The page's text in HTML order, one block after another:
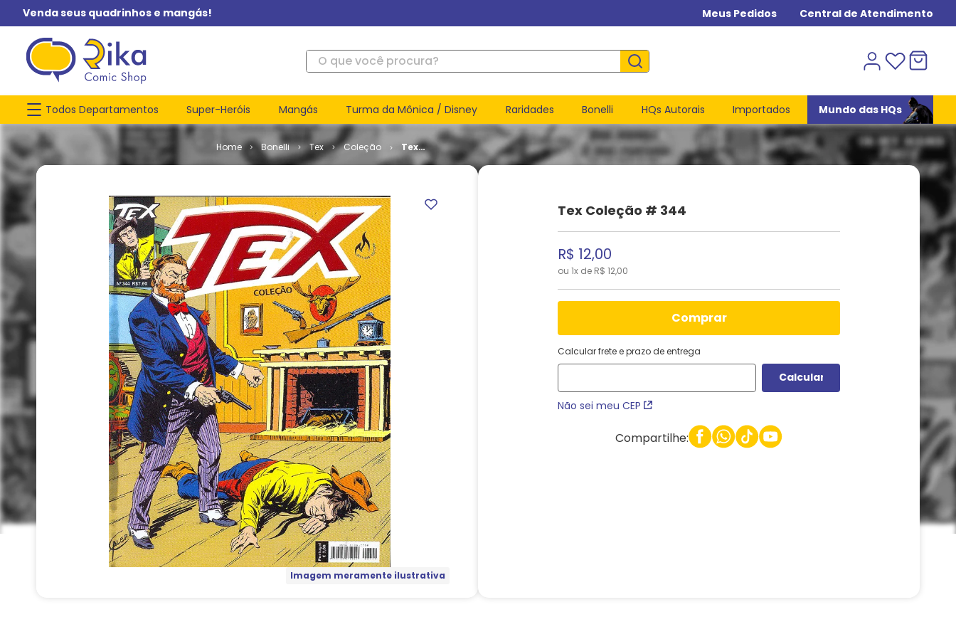
Venda seus quadrinhos e mangás! Meus Pedidos Central de Atendimento
O que você procura?
Todos Departamentos Super-Heróis Mangás Turma da Mônica / Disney Raridades Bonelli HQs Autorais Importados Mundo das HQs
Bonelli Tex Coleção
Tex
Coleção #
Imagem meramente ilustrativa
Tex Coleção # 344
R$ 12,00
ou 1x de R$ 12,00
comprar
Calcular frete e prazo de entrega
Não sei meu CEP
Compartilhe: